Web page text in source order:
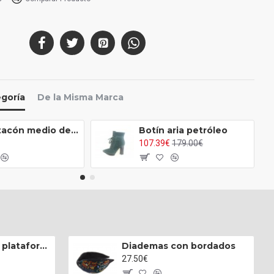
26.0
De la Misma Marca
Botín tacón medio de serraje cuero de estilo campero Botín aria petróleo
107.39€ 179.00€
Zapatillas hi-top plataforma napa blanca Diademas con bordados
27.50€